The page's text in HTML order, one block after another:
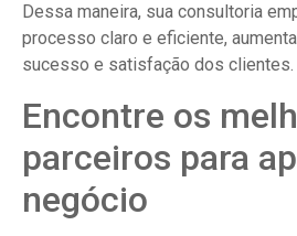
Dessa maneira, sua consultoria
processo claro e eficiente,
sucesso e satisfação dos clientes.
Encontre os
parceiros para
negócio